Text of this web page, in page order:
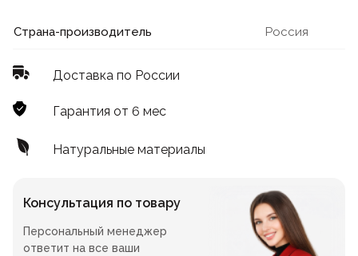
Страна-производитель Россия
Доставка по России
Гарантия от 6 мес
Натуральные материалы
Консультация по товару
Персональный менеджер
ответит на все ваши
Лофт
Квадратные
Для гостиниц
Для летнего кафе
Лофт